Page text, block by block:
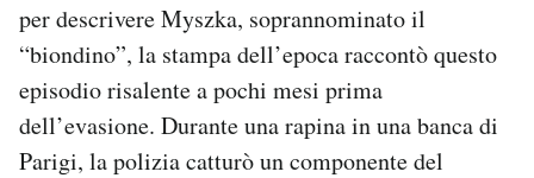
per descrivere Myszka, soprannominato il
“biondino”, la stampa dell’epoca raccontò questo
episodio risalente a pochi mesi prima
dell’evasione. Durante una rapina in una banca di
Parigi, la polizia catturò un componente del